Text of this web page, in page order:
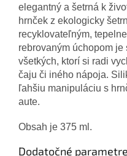
elegantný a šetrná k
hrnček z ekologicky
recyklovateľným, tepelne
rebrovaným úchopom je
všetkých, ktorí si radi
čaju či iného nápoja.
ľahšiu manipuláciu s
aute.
Obsah je 375 ml .
Dodatočné parametre